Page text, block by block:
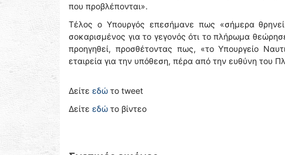
που προβλέπονται».
Τέλος ο Υπουργός επεσήμανε πως «σήμερα
σοκαρισμένος για το γεγονός ότι το πλήρωμα
προηγηθεί, προσθέτοντας πως, «το Υπουργείο
εταιρεία για την υπόθεση, πέρα από την ευθύνη του
Δείτε εδώ το tweet
Δείτε εδώ το βίντεο